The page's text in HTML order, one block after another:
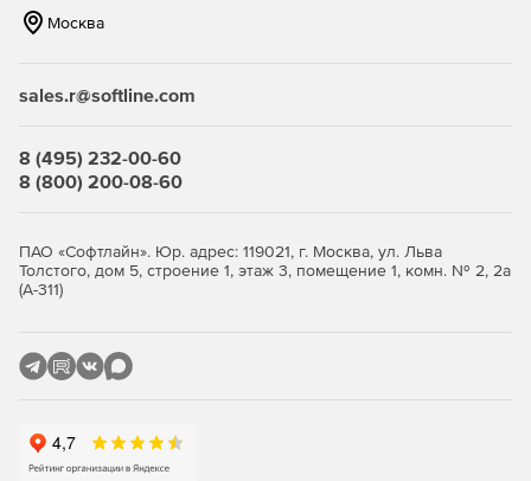
регистрация по маркам и ручной привязке;
измерений, отсканированный цвет), реализованное с
использованием технологии стохастических
визуализация с использованием широкого спектра
методов, фотореалистическое отображение,
построение сечений, назначение областей просмотра,
интеграция облаков точек в рабочую среду nanoCAD;
Москва
sales.r@softline.com
8 (495) 232-00-60
8 (800) 200-08-60
ПАО «Софтлайн». Юр. адрес: 119021, г. Москва, ул. Льва
Толстого, дом 5, строение 1, этаж 3, помещение 1, комн. № 2, 2а
(А-311)